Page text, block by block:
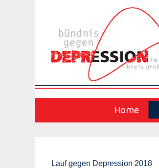
Home
Lauf gegen Depression 2018